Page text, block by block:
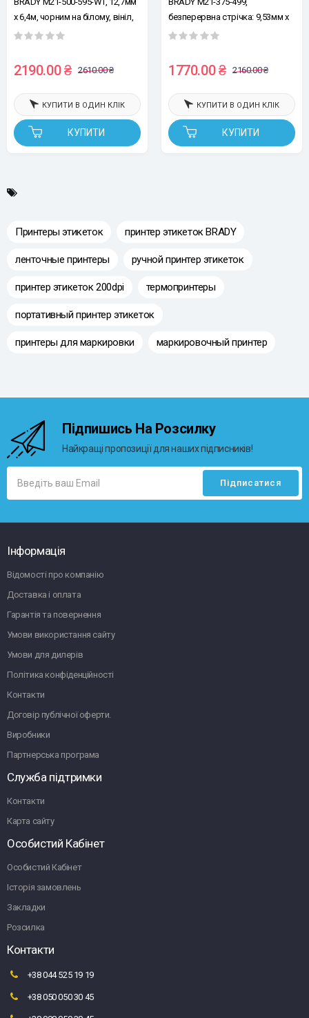
х 6,4м, чорним на білому, вініл,
стрічка для принтерів етикеток
2190.00 ₴ 2610.00 ₴
КУПИТИ
КУПИТИ В ОДИН КЛІК
безперервна стрічка: 9,53мм х
4,87м, чорним на білому,
1770.00 ₴ 2160.00 ₴
КУПИТИ
КУПИТИ В ОДИН КЛІК
Принтеры этикеток принтер этикеток BRADY
ленточные принтеры ручной принтер этикеток
принтер этикеток 200dpi термопринтеры
портативный принтер этикеток
принтеры для маркировки маркировочный принтер
Підпишись На Розсилку
Найкращі пропозиції для наших підписників!
Інформація
Відомості про компанію
Доставка і оплата
Гарантія та повернення
Умови використання сайту
Умови для дилерів
Політика конфіденційності
Контакти
Договір публічної оферти.
Виробники
Партнерська програма
Служба підтримки
Контакти
Карта сайту
Особистий Кабінет
Особистий Кабінет
Історія замовлень
Закладки
Розсилка
Контакти
+38 044 525 19 19
+38 050 050 30 45